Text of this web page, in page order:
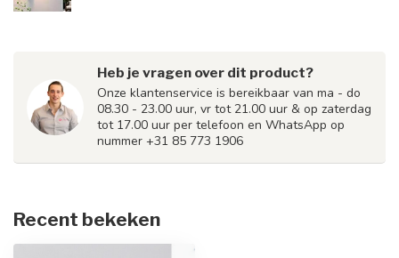
Heb je vragen over dit product?
Onze klantenservice is bereikbaar van ma - do
08.30 - 23.00 uur, vr tot 21.00 uur & op zaterdag
tot 17.00 uur per telefoon en WhatsApp op
nummer +31 85 773 1906
Recent bekeken